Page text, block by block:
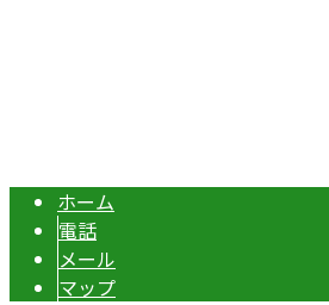
ホーム
電話
メール
マップ